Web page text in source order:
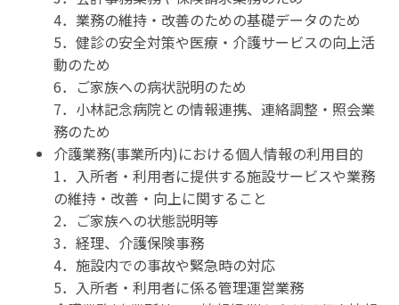
4．業務の維持・改善のための基礎データのため
5．健診の安全対策や医療・介護サービスの向上活
動のため
6．ご家族への病状説明のため
7．小林記念病院との情報連携、連絡調整・照会業
務のため
介護業務(事業所内)における個人情報の利用目的
1．入所者・利用者に提供する施設サービスや業務
の維持・改善・向上に関すること
2．ご家族への状態説明等
3．経理、介護保険事務
4．施設内での事故や緊急時の対応
5．入所者・利用者に係る管理運営業務